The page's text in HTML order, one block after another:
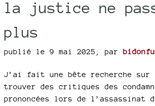
la justice ne
plus
publié le 9 mai 2025 par
J’ai fait une bête recherche sur
trouver des critiques des
prononcées lors de l’assassinat